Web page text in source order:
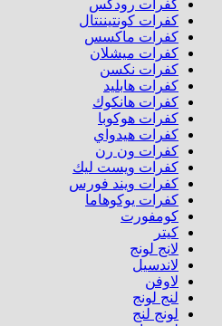
كفرات رودكس
كفرات كونتيننتال
كفرات ماكسس
كفرات ميشلان
كفرات نكسن
كفرات هابليد
كفرات هانكوك
كفرات هوكوبا
كفرات هيدواي
كفرات ون رن
كفرات ويست ليك
كفرات ويند فورس
كفرات يوكوهاما
كومفورت
كيتر
لانج لونج
لاندسيل
لاوفن
لنج لونج
لونج لنج